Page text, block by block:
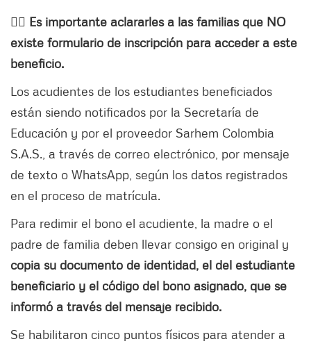
👉🏼 Es importante aclararles a las familias que NO
existe formulario de inscripción para acceder a este
beneficio.
Los acudientes de los estudiantes beneficiados
están siendo notificados por la Secretaría de
Educación y por el proveedor Sarhem Colombia
S.A.S., a través de correo electrónico, por mensaje
de texto o WhatsApp, según los datos registrados
en el proceso de matrícula.
Para redimir el bono el acudiente, la madre o el
padre de familia deben llevar consigo en original y
copia su documento de identidad, el del estudiante
beneficiario y el código del bono asignado, que se
informó a través del mensaje recibido.
Se habilitaron cinco puntos físicos para atender a